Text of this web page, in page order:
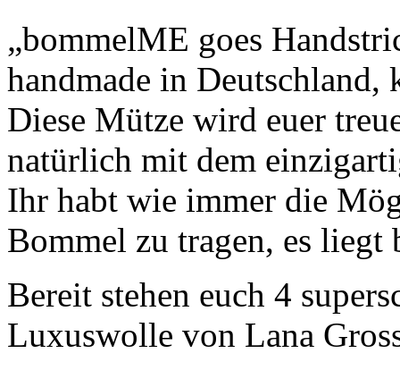
„bommelME goes
handmade in
Diese Mütze wird euer
natürlich mit dem
Ihr habt wie immer die
Bommel zu tragen, es liegt
Bereit stehen euch 4
Luxuswolle von Lana